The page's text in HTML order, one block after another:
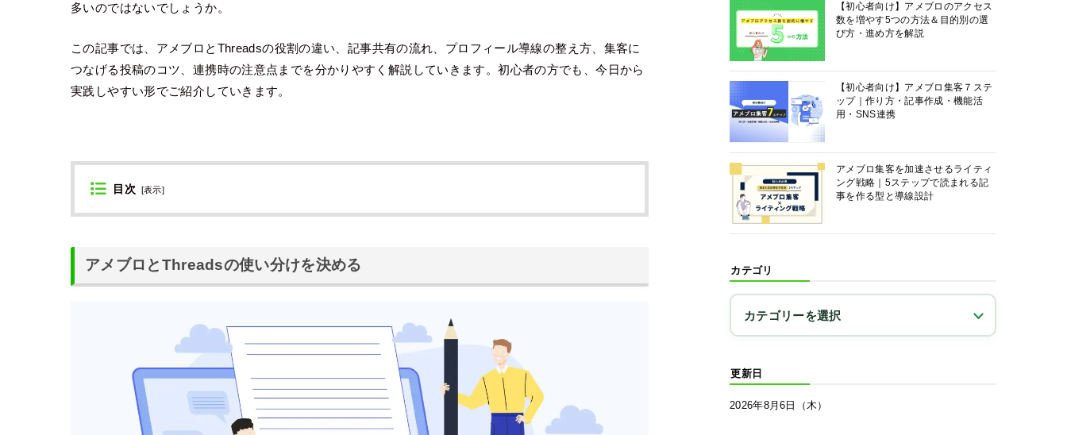
多いのではないでしょうか。
この記事では、アメブロとThreadsの役割の違い、記事共有の流れ、プロフィール導線の整え方、集客に
つなげる投稿のコツ、連携時の注意点までを分かりやすく解説していきます。初心者の方でも、今日から
実践しやすい形でご紹介していきます。
目次 [表示]
アメブロとThreadsの使い分けを決める
【初心者向け】アメブロのアクセス
数を増やす5つの方法＆目的別の選
び方・進め方を解説
【初心者向け】アメブロ集客７ステ
ップ｜作り方・記事作成・機能活
用・SNS連携
アメブロ集客を加速させるライティ
ング戦略｜5ステップで読まれる記
事を作る型と導線設計
カテゴリ
更新日
2026年8月6日（木）